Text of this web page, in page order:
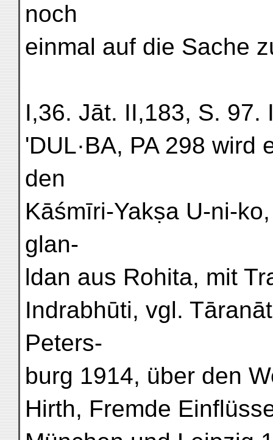
noch
einmal auf die Sache
I,36. Jāt. II,183, S. 97.
'DUL·BA, PA 298 wird
den
Kāśmīri-Yakṣa U-ni-
glan-
ldan aus Rohita, mit
Indrabhūti, vgl.
Peters-
burg 1914, über den
Hirth, Fremde